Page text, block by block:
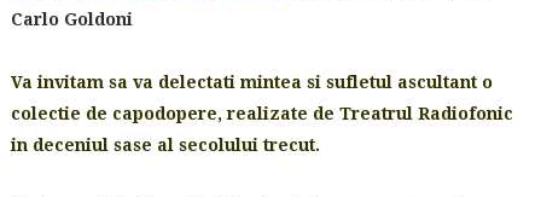
Carlo Goldoni
Va invitam sa va delectati mintea si sufletul ascultant o
colectie de capodopere, realizate de Treatrul Radiofonic
in deceniul sase al secolului trecut.